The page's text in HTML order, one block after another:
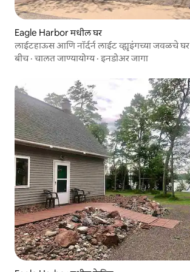
Eagle Harbor मधील घर
लाईटहाऊस आणि नॉर्दर्न लाईट व्ह्यूइंगच्या जवळचे घर
बीच·चालत जाण्यायोग्य·इनडोअर जागा